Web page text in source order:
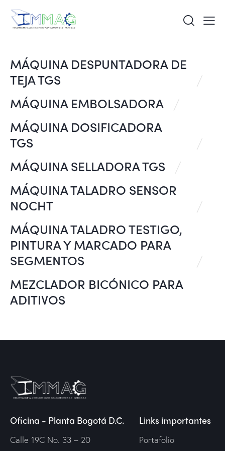
MÁQUINA DESPUNTADORA DE
TEJA TGS
MÁQUINA EMBOLSADORA
MÁQUINA DOSIFICADORA
TGS
MÁQUINA SELLADORA TGS
MÁQUINA TALADRO SENSOR
NOCHT
MÁQUINA TALADRO TESTIGO,
PINTURA Y MARCADO PARA
SEGMENTOS
MEZCLADOR BICÓNICO PARA
ADITIVOS
Oficina - Planta Bogotá D.C.
Calle 19C No. 33 – 20
Links importantes
Portafolio